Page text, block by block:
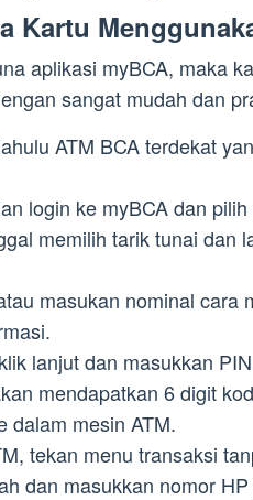
Kartu
aplikasi myBCA, maka
sangat mudah dan
ATM BCA terdekat
login ke myBCA dan
memilih tarik tunai dan
masukan nominal cara
lanjut dan masukkan
mendapatkan 6 digit
dalam mesin ATM.
tekan menu transaksi
dan masukkan nomor